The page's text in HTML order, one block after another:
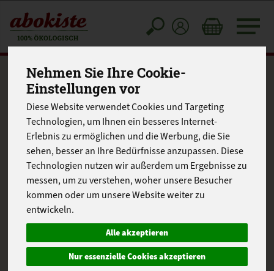
Nehmen Sie Ihre Cookie-
Einstellungen vor
Diese Website verwendet Cookies und Targeting
Technologien, um Ihnen ein besseres Internet-
Erlebnis zu ermöglichen und die Werbung, die Sie
sehen, besser an Ihre Bedürfnisse anzupassen. Diese
Technologien nutzen wir außerdem um Ergebnisse zu
messen, um zu verstehen, woher unsere Besucher
kommen oder um unsere Website weiter zu
entwickeln.
Alle akzeptieren
Nur essenzielle Cookies akzeptieren
Toggle
cart